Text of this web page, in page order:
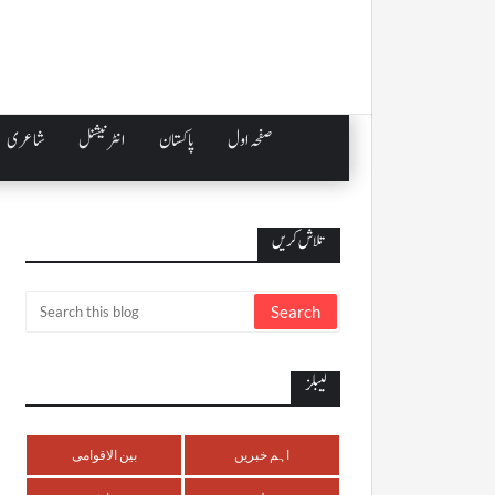
صفحہ اول پاکستان انٹرنیشنل شاعری
تلاش کریں
لیبلز
اہم خبریں بین الاقوامی